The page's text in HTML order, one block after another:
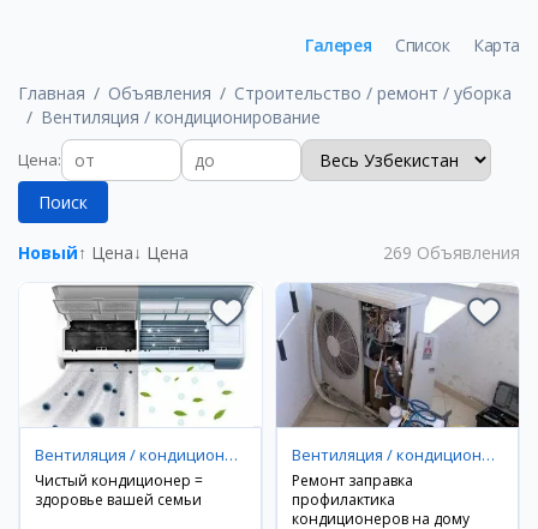
Главная Объявления
Строительство / ремонт / уборка
Вентиляция / кондиционирование
Галерея Список Карта
Цена:
Поиск
Новый↑ Цена↓ Цена 269 Объявления
Вентиляция / кондиционирование
Чистый кондиционер =
здоровье вашей семьи
Вентиляция / кондиционирование
Ремонт заправка
профилактика
кондиционеров на дому